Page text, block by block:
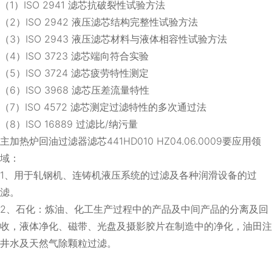
（1）ISO 2941 滤芯抗破裂性试验方法
（2）ISO 2942 液压滤芯结构完整性试验方法
（3）ISO 2943 液压滤芯材料与液体相容性试验方法
（4）ISO 3723 滤芯端向符合实验
（5）ISO 3724 滤芯疲劳特性测定
（6）ISO 3968 滤芯压差流量特性
（7）ISO 4572 滤芯测定过滤特性的多次通过法
（8）ISO 16889 过滤比/纳污量
主加热炉回油过滤器滤芯441HD010 HZ04.06.0009要应用领
域：
1、用于轧钢机、连铸机液压系统的过滤及各种润滑设备的过
滤。
2、石化：炼油、化工生产过程中的产品及中间产品的分离及回
收，液体净化、磁带、光盘及摄影胶片在制造中的净化，油田注
井水及天然气除颗粒过滤。